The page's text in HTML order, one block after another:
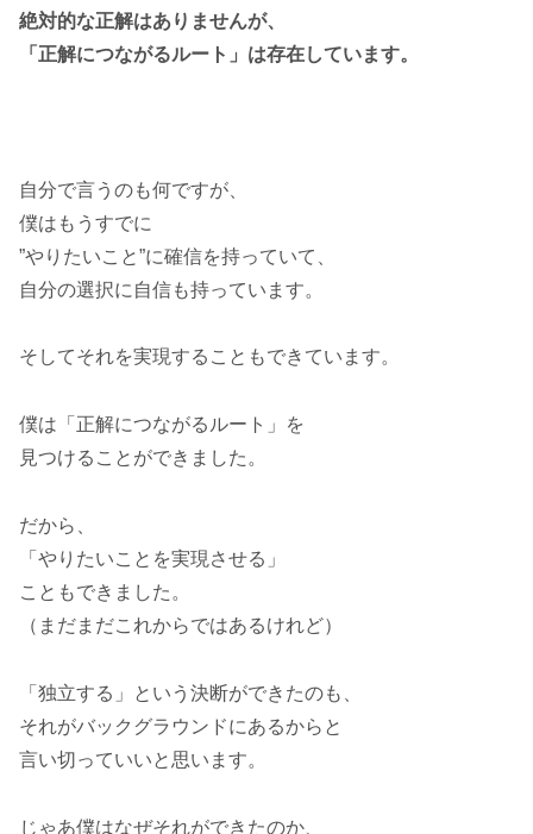
絶対的な正解はありませんが、
「正解につながるルート」は存在しています。
自分で言うのも何ですが、
僕はもうすでに
”やりたいこと”に確信を持っていて、
自分の選択に自信も持っています。
そしてそれを実現することもできています。
僕は「正解につながるルート」を
見つけることができました。
だから、
「やりたいことを実現させる」
こともできました。
（まだまだこれからではあるけれど）
「独立する」という決断ができたのも、
それがバックグラウンドにあるからと
言い切っていいと思います。
じゃあ僕はなぜそれができたのか、